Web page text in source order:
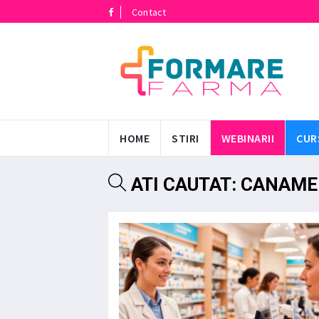
Contact
HOME STIRI WEBINARII
ATI CAUTAT: